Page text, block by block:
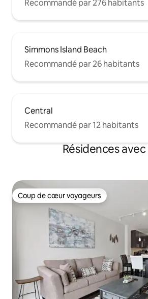
Recommandé par 276 habitants
Simmons Island Beach
Recommandé par 26 habitants
Central
Recommandé par 12 habitants
Résidences
Coup de cœur voyageurs
Coup de cœur voyageurs